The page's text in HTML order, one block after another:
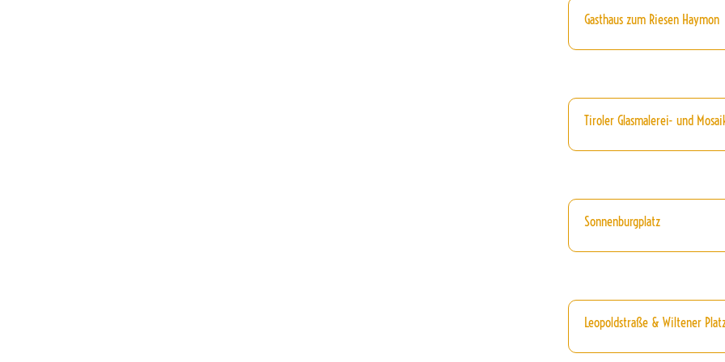
Gasthaus zum Riesen Haymon
Tiroler Glasmalerei- und
Sonnenburgplatz
Leopoldstraße & Wiltener